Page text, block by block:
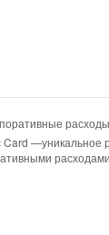
Card —уникальное